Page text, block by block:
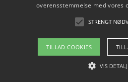
Om / kontakt
Blog
overensstemmelse med vores
STRENGT
TILLAD COOKIES
VIS